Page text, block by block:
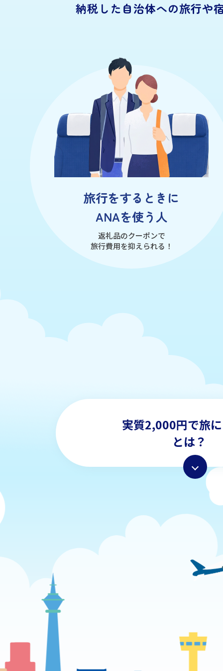
納税した自治体への旅行や
旅行をするときに
ANAを使う人
返礼品のクーポンで
旅行費用を抑えられる！
実質2,000円で旅
とは？